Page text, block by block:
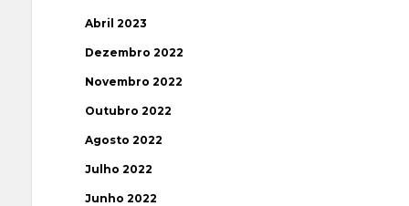
Abril 2023
Dezembro 2022
Novembro 2022
Outubro 2022
Agosto 2022
Julho 2022
Junho 2022